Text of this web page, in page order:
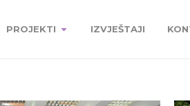
PROJEKTI IZVJEŠTAJI